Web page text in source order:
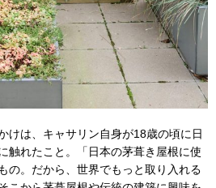
けは、キャサリン自身が18歳の頃に日
触れたこと。「日本の茅葺き屋根に使
の。だから、世界でもっと取り入れる